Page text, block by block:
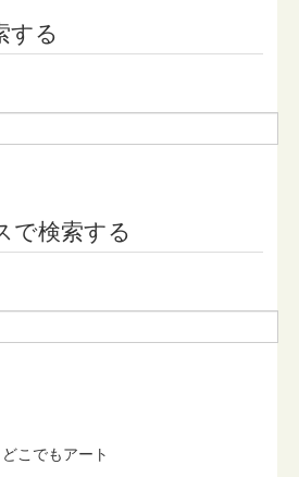
する
で検索する
どこでもアート